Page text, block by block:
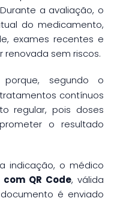
a avaliação, o
do medicamento,
exames recentes e
sem riscos.
segundo o
contínuos
regular, pois doses
o resultado
indicação, o médico
QR Code, válida
é enviado